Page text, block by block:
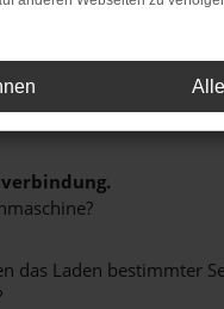
das Laden bestimmter